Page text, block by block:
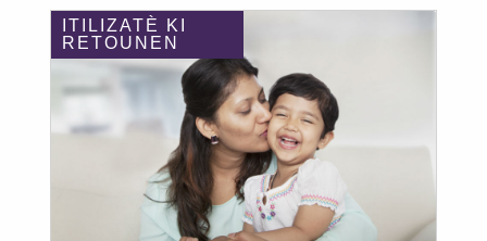
ITILIZATÈ KI
RETOUNEN